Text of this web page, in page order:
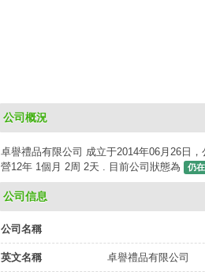
公司概況
卓譽禮品有限公司 成立于2014年06月26日
營12年 1個月 2周 2天 . 目前公司狀態為
仍
公司信息
公司名稱
英文名稱 卓譽禮品有限公司